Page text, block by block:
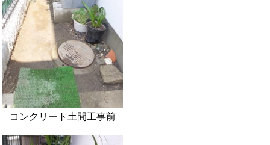
コンクリート土間工事前